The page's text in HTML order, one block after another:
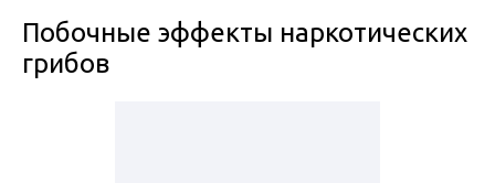
Побочные эффекты наркотических
грибов